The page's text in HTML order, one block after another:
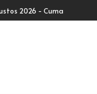
2026 - Cuma